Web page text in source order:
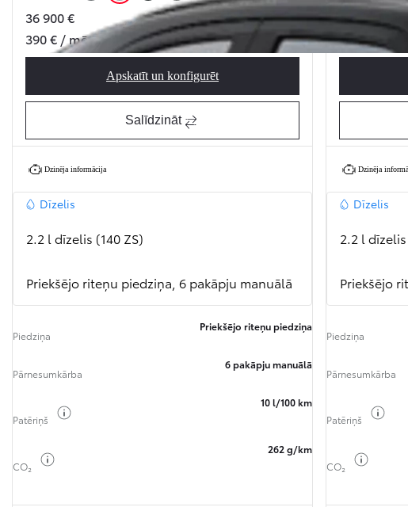
Metallic Silver (KCA)
Icy White (EPR)Anthracite Grey (EAB)
Misty Grey (EAK)Black Opal (EEA)Stormy Grey (EZW)
36 900 €
390 € / mēnesī
Apskatīt un konfigurētProace Max Professional
Salīdzināt
Dzinēja informācija
Dīzelis
2.2 l dīzelis (140 ZS)
Priekšējo riteņu piedziņa, 6 pakāpju manuālā
Piedziņa
Priekšējo riteņu piedziņa
Pārnesumkārba
6 pakāpju manuālā
Patēriņš
10 l/100 km
CO₂
262 g/km
37 950 €
402 € /
Dzinēja
Dīzelis
2.2 l dīzelis
Priekšējo
Piedziņa
Pārnesumkārba
Patēriņš
CO₂